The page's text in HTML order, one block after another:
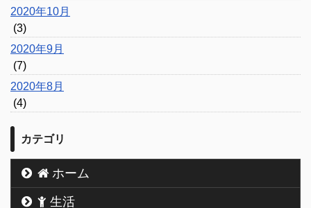
2020年10月
(3)
2020年9月
(7)
2020年8月
(4)
カテゴリ
ホーム
生活